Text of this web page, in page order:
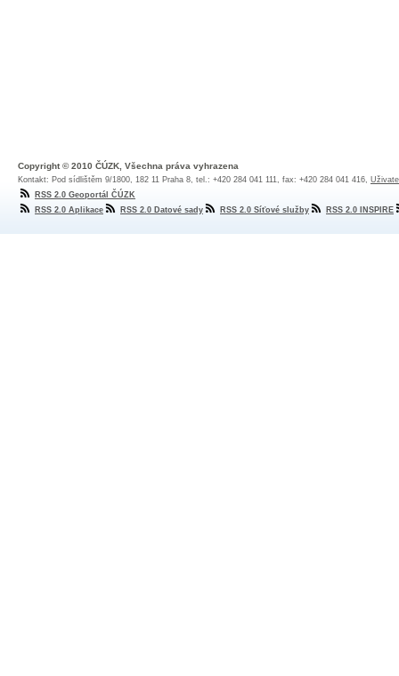
Copyright © 2010 ČÚZK, Všechna práva vyhrazena
Kontakt: Pod sídlištěm 9/1800, 182 11 Praha 8, tel.: +420 284 041 111, fax: +420 284 041 416,
RSS 2.0 Geoportál ČÚZK
RSS 2.0 Aplikace
RSS 2.0 Datové sady RSS 2.0 Síťové služby RSS 2.0 INSPIRE